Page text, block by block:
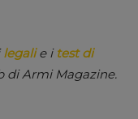
legalie i test di
di Armi Magazine.